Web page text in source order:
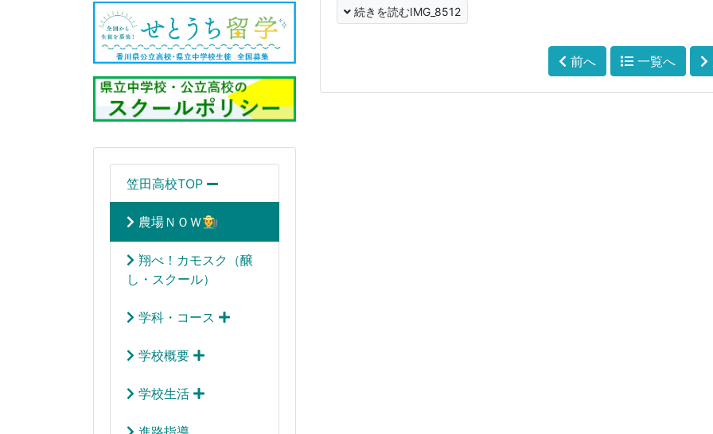
笠田高校TOP
農場ＮＯＷ👨‍🌾
翔べ！カモスク（醸
し・スクール）
学科・コース
学校概要
学校生活
続きを読むIMG_8512
前へ 一覧へ